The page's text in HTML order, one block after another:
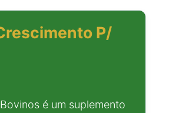
P/
é um suplemento